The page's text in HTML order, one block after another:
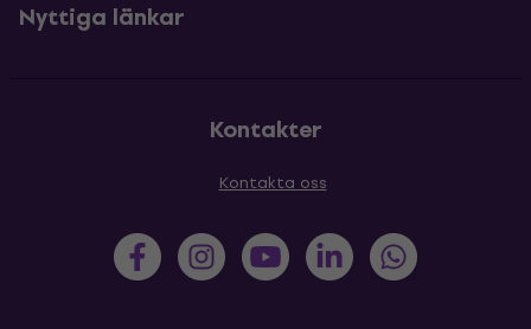
Nyttiga länkar
Kontakter
Kontakta oss